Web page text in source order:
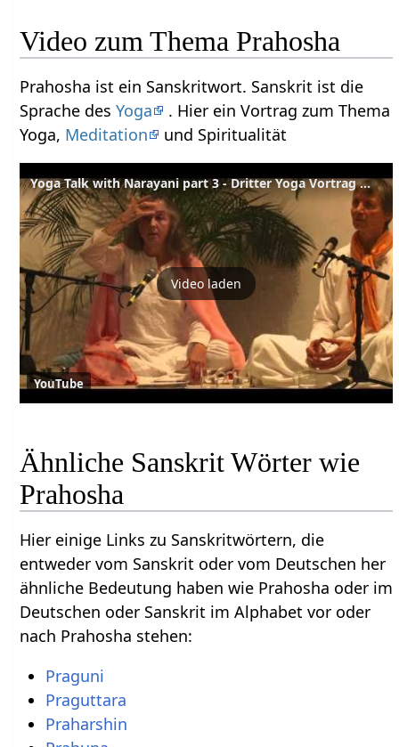
Video zum Thema Prahosha
Prahosha ist ein Sanskritwort. Sanskrit ist die
Sprache desYoga
. Hier ein Vortrag zum Thema
Yoga, Meditation und Spiritualität
Yoga Talk with Narayani part 3 - Dritter Yoga Vortrag mit Narayani English-Deutsch Part 3 of 4
Video laden
YouTube
Ähnliche Sanskrit Wörter wie
Prahosha
Hier einige Links zu Sanskritwörtern, die
entweder vom Sanskrit oder vom Deutschen her
ähnliche Bedeutung haben wie Prahosha oder im
Deutschen oder Sanskrit im Alphabet vor oder
nach Prahosha stehen:
Praguni
Praguttara
Praharshin